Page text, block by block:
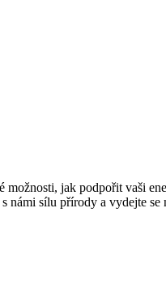
jak podpořit vaši
sílu přírody a vydejte se